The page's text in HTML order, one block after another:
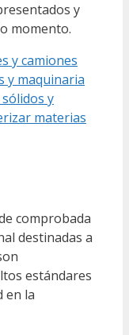
y
momento.
y camiones
y maquinaria
y
materias
comprobada
destinadas a
estándares
en la